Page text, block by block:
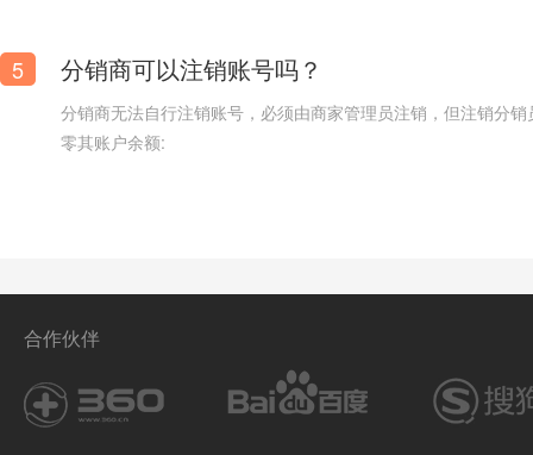
5 分销商可以注销账号吗？
分销商无法自行注销账号，必须由商家管理员注销，但注销分销
零其账户余额:
合作伙伴